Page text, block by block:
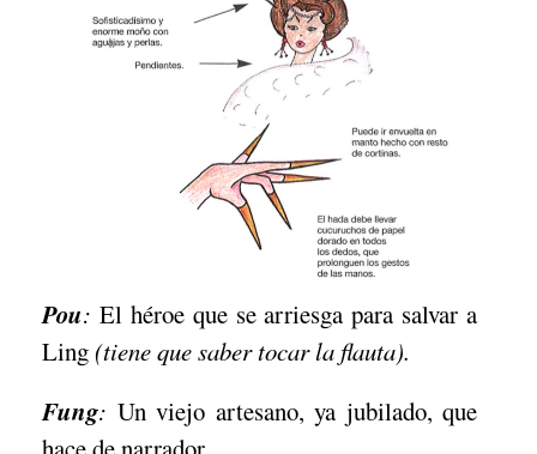
Pou: El héroe que se arriesga para salvar a
Ling(tiene que saber tocar la flauta).
Fung: Un viejo artesano, ya jubilado, que